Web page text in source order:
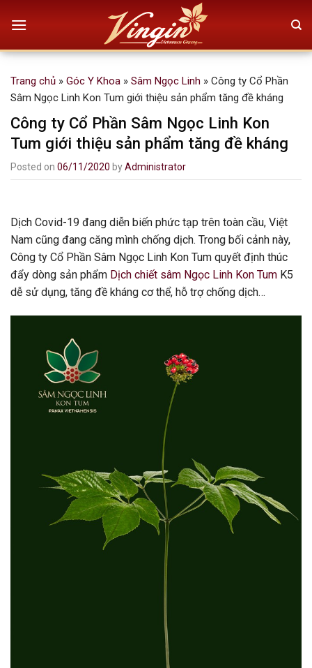
Trang chủ » Góc Y Khoa » Sâm Ngọc Linh » Công ty Cổ Phần
Sâm Ngọc Linh Kon Tum giới thiệu sản phẩm tăng đề kháng
Công ty Cổ Phần Sâm Ngọc Linh Kon
Tum giới thiệu sản phẩm tăng đề kháng
Posted on 06/11/2020 byAdministrator
Dịch Covid-19 đang diễn biến phức tạp trên toàn cầu, Việt
Nam cũng đang căng mình chống dịch. Trong bối cảnh này,
Công ty Cổ Phần Sâm Ngọc Linh Kon Tum quyết định thúc
đẩy dòng sản phẩm Dịch chiết sâm Ngọc Linh Kon Tum K5
dễ sử dụng, tăng đề kháng cơ thể, hỗ trợ chống dịch…